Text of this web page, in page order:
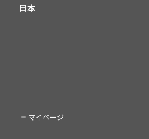
日本
マイページ